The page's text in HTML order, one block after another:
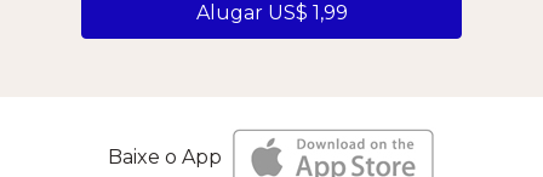
Alugar US$ 1,99
Baixe o App